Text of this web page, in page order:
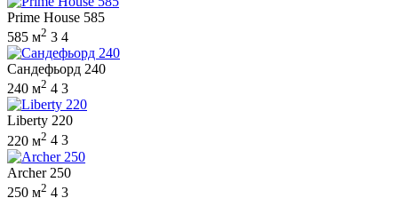
Prime House 585
585 м2 3 4
Сандефьорд 240
240 м2 4 3
Liberty 220
220 м2 4 3
Archer 250
250 м2 4 3